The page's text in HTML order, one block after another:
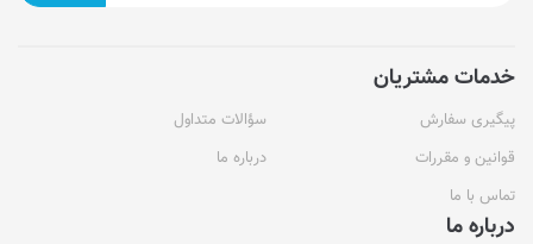
خدمات مشتریان
پیگیری سفارش
سؤالات متداول
قوانین و مقررات
درباره ما
تماس با ما
درباره ما